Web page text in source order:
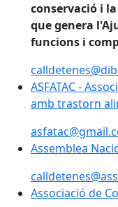
conservació i
que genera
funcions i
ASFATAC -
ASFATAC -
amb trastorn
Assemblea
Assemblea
Associació de
Associació de